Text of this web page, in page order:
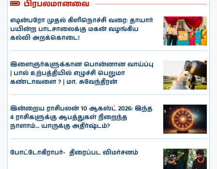
பிரபலமானவை
எடின்பரோ முதல் கிளிநொச்சி வரை: தாயார்
பயின்ற பாடசாலைக்கு மகன் வழங்கிய
கல்வி அறக்கொடை!
இளைஞர்களுக்கான பொன்னான வாய்ப்பு
| பால் உற்பத்தியில் எழுச்சி பெறுமா
கண்டாவளை ? | மா. சுவேந்திரன்
இன்றைய ராசிபலன் 10 ஆகஸ்ட் 2026: இந்த
4 ராசிகளுக்கு ஆபத்துகள் நிறைந்த
நாளாம்… யாருக்கு அதிர்ஷ்டம்?
போட்டோகிராபர்- ‌ திரைப்பட விமர்சனம்